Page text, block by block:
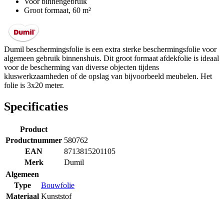
Groot formaat, 60 m²
Dumil beschermingsfolie is een extra sterke beschermingsfolie voor
algemeen gebruik binnenshuis. Dit groot formaat afdekfolie is ideaal
voor de bescherming van diverse objecten tijdens
kluswerkzaamheden of de opslag van bijvoorbeeld meubelen. Het
folie is 3x20 meter.
Specificaties
Product
Productnummer 580762
EAN
8713815201105
Merk
Dumil
Algemeen
Type
Bouwfolie
Materiaal Kunststof